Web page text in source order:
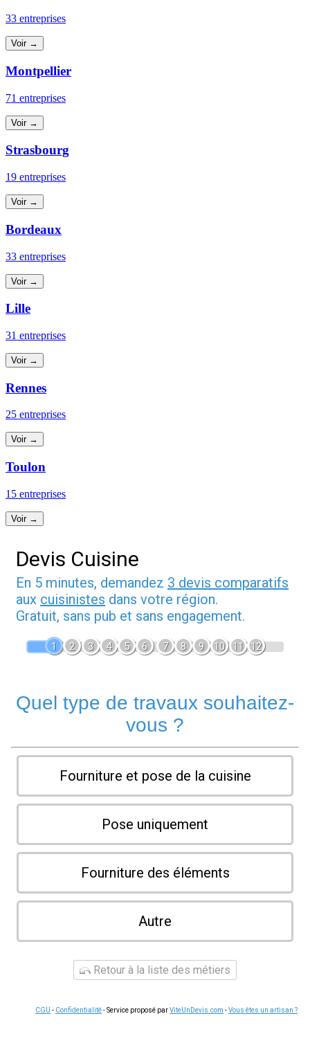
33 entreprises
Voir →
Montpellier
71 entreprises
Voir →
Strasbourg
19 entreprises
Voir →
Bordeaux
33 entreprises
Voir →
Lille
31 entreprises
Voir →
Rennes
25 entreprises
Voir →
Toulon
15 entreprises
Voir →
Devis Cuisine
En 5 minutes, demandez 3 devis comparatifs
aux cuisinistes dans votre région.
Gratuit, sans pub et sans engagement.
1 2 3 4 5 6 7 8 9 10 11 12
Quel type de travaux souhaitez-
vous ?
Fourniture et pose de la cuisine
Pose uniquement
Fourniture des éléments
Autre
Retour à la liste des métiers
CGU - Confidentialité- Service proposé parViteUnDevis.com -Vous êtes un artisan ?